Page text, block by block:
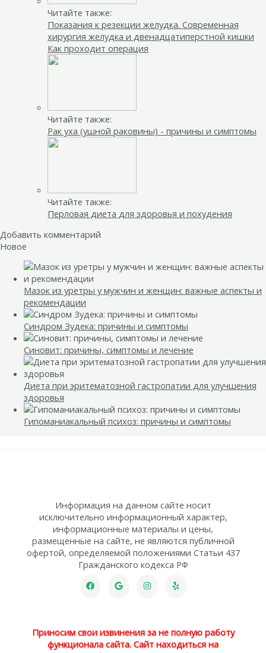
Читайте также:
Показания к резекции желудка. Современная
хирургия желудка и двенадцатиперстной кишки
Как проходит операция
Читайте также:
Рак уха (ушной раковины) - причины и симптомы
Читайте также:
Перловая диета для здоровья и похудения
Добавить комментарий
Новое
Мазок из уретры у мужчин и женщин: важные аспекты и
рекомендации
Синдром Зудека: причины и симптомы
Синовит: причины, симптомы и лечение
Диета при эритематозной гастропатии для улучшения
здоровья
Гипоманиакальный психоз: причины и симптомы
Информация на данном сайте носит
исключительно информационный характер,
информационные материалы и цены,
размещенные на сайте, не являются публичной
офертой, определяемой положениями Статьи 437
Гражданского кодекса РФ
Приносим свои извинения за не полную работу
функционала сайта. Сайт находиться на